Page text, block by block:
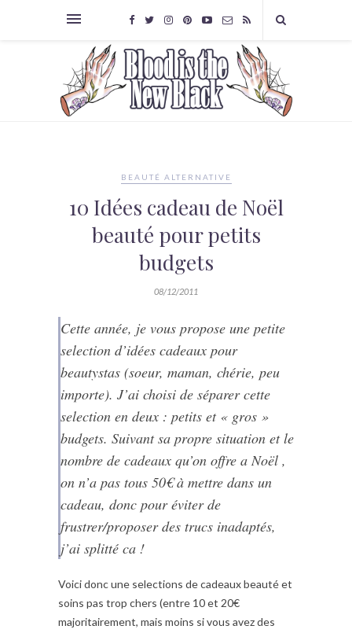
BEAUTÉ ALTERNATIVE
10 Idées cadeau de Noël
beauté pour petits
budgets
08/12/2011
Cette année, je vous propose une petite
selection d’idées cadeaux pour
beautystas (soeur, maman, chérie, peu
importe). J’ai choisi de séparer cette
selection en deux : petits et « gros »
budgets. Suivant sa propre situation et le
nombre de cadeaux qu’on offre a Noël ,
on n’a pas tous 50€ à mettre dans un
cadeau, donc pour éviter de
frustrer/proposer des trucs inadaptés,
j’ai splitté ca !
Voici donc une selections de cadeaux beauté et
soins pas trop chers (entre 10 et 20€
majoritairement, mais moins si vous avez des